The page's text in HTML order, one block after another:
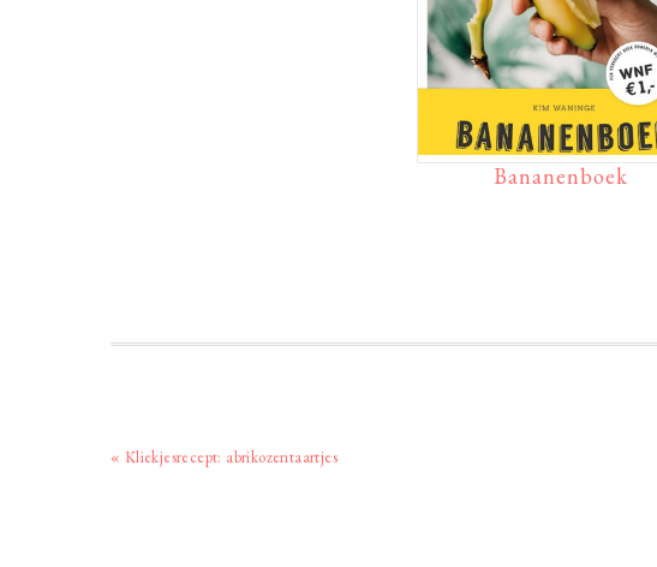
Bananenboek
Vorig
« Kliekjesrecept: abrikozentaartjes